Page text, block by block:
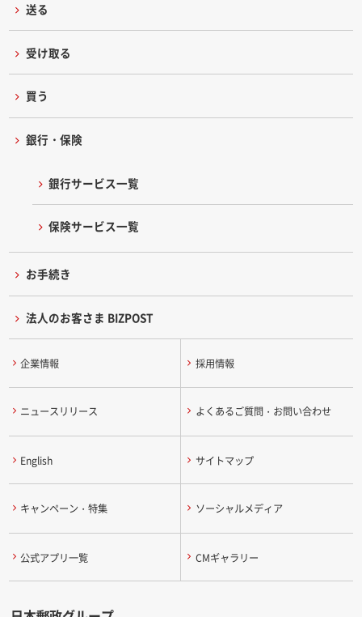
送る
受け取る
買う
銀行・保険
銀行サービス一覧
保険サービス一覧
お手続き
法人のお客さま BIZPOST
企業情報 採用情報
ニュースリリース よくあるご質問・お問い合わせ
English サイトマップ
キャンペーン・特集 ソーシャルメディア
公式アプリ一覧 CMギャラリー